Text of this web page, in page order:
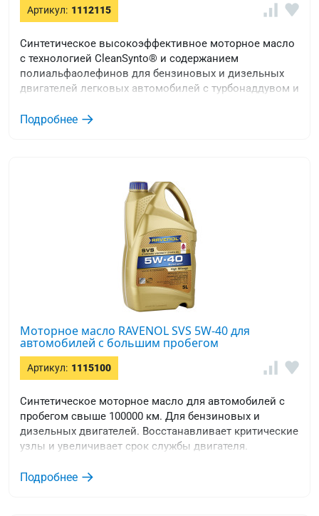
Артикул: 1112115
Синтетическое высокоэффективное моторное масло
с технологией CleanSynto® и содержанием
полиальфаолефинов для бензиновых и дизельных
двигателей легковых автомобилей с турбонаддувом и
Подробнее
Моторное масло RAVENOL SVS 5W-40 для
автомобилей с большим пробегом
Артикул: 1115100
Cинтетическое моторное масло для автомобилей с
пробегом свыше 100000 км. Для бензиновых и
дизельных двигателей. Восстанавливает критические
узлы и увеличивает срок службы двигателя.
Подробнее